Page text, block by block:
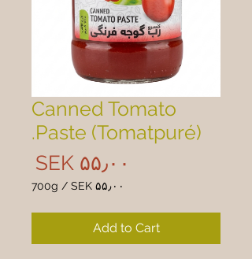
Canned Tomato
Paste (Tomatpuré).
SEK ۵۵٫۰۰
SEK ۵۵٫۰۰ /
700g
Add to Cart